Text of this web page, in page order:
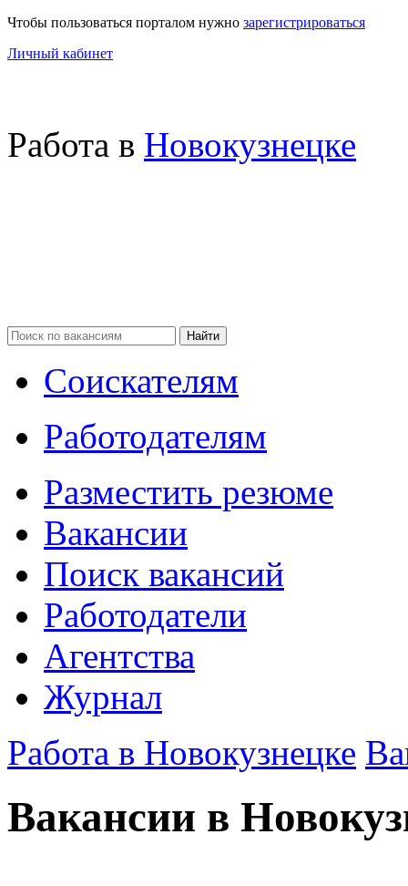
Чтобы пользоваться порталом нужно зарегистрироваться
Личный кабинет
Работа в Новокузнецке
Соискателям
Работодателям
Разместить резюме
Вакансии
Поиск вакансий
Работодатели
Агентства
Журнал
Работа в Новокузнецке
Вакансии в